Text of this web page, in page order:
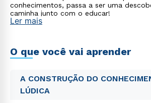
conhecimentos, passa a ser uma
caminha junto com o educar!
Ler mais
O que você vai aprender
A CONSTRUÇÃO DO
LÚDICA